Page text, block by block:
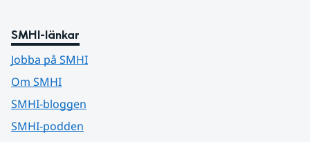
SMHI-länkar
Jobba på SMHI
Om SMHI
SMHI-bloggen
SMHI-podden